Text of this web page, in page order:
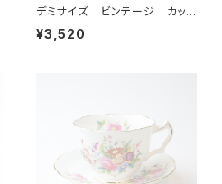
デミサイズ ビンテージ カップ
＆ソーサー 【イギリス】 アン
¥3,520